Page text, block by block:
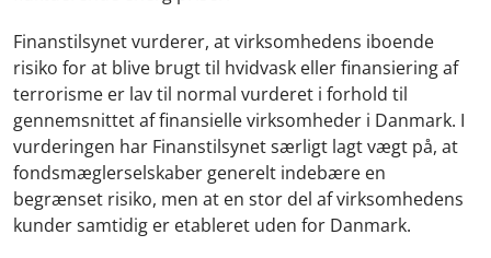
Finanstilsynet vurderer, at virksomhedens iboende
risiko for at blive brugt til hvidvask eller finansiering af
terrorisme er lav til normal vurderet i forhold til
gennemsnittet af finansielle virksomheder i Danmark. I
vurderingen har Finanstilsynet særligt lagt vægt på, at
fondsmæglerselskaber generelt indebære en
begrænset risiko, men at en stor del af virksomhedens
kunder samtidig er etableret uden for Danmark.